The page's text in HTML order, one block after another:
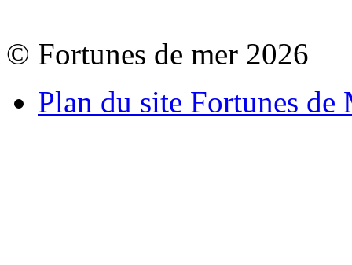
© Fortunes de mer 2026
Plan du site Fortunes de